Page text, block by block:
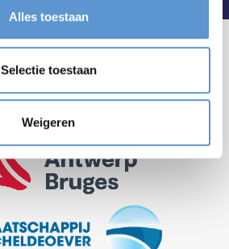
Alles toestaan
Selectie toestaan
Weigeren